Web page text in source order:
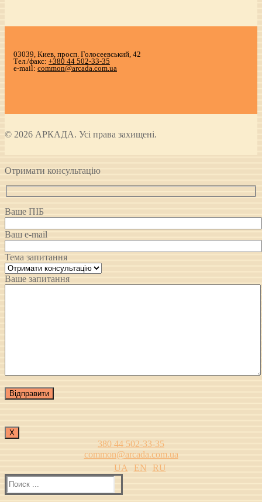
03039, Киев, просп. Голосеевський, 42
Тел./факс: +380 44 502-33-35
e-mail: common@arcada.com.ua
© 2026 АРКАДА. Усі права захищені.
Отримати консультацію
Ваше ПІБ
Ваш e-mail
Тема запитання
Ваше запитання
Х
380 44 502-33-35
common@arcada.com.ua
UA
EN
RU
Найти: